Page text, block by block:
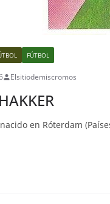
FÚTBOL
Elsitiodemiscromos
en Róterdam